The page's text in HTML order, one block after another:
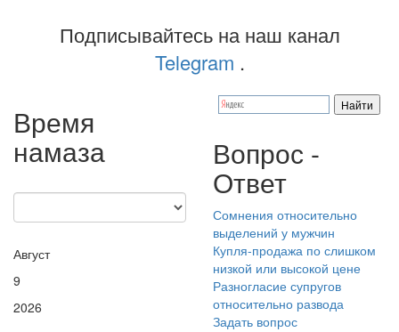
Подписывайтесь на наш канал
Telegram .
Время
намаза
Август
9
2026
Вопрос -
Ответ
Сомнения относительно
выделений у мужчин
Купля-продажа по слишком
низкой или высокой цене
Разногласие супругов
относительно развода
Задать вопрос